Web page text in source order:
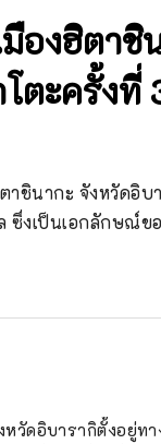
องฮิตาชิ
ตะครั้งที่
าชินากะ จังหวัดอิ
ซึ่งเป็นเอกลักษณ์
หวัดอิบารากิตั้งอยู่ท